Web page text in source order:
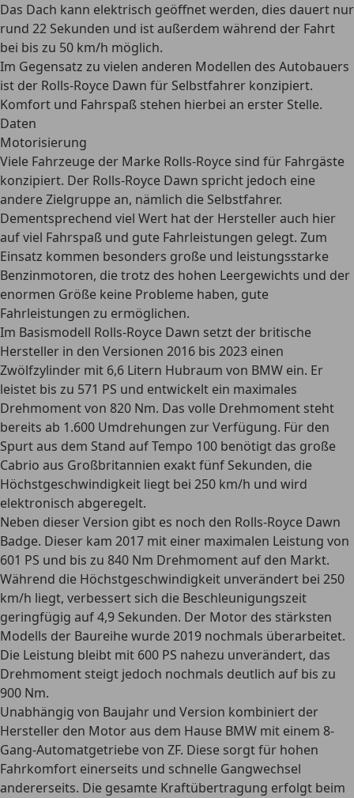
Das Dach kann elektrisch geöffnet werden, dies dauert nur
rund 22 Sekunden und ist außerdem während der Fahrt
bei bis zu 50 km/h möglich.
Im Gegensatz zu vielen anderen Modellen des Autobauers
ist der Rolls-Royce Dawn für Selbstfahrer konzipiert.
Komfort und Fahrspaß stehen hierbei an erster Stelle.
Daten
Motorisierung
Viele Fahrzeuge der Marke Rolls-Royce sind für Fahrgäste
konzipiert. Der Rolls-Royce Dawn spricht jedoch eine
andere Zielgruppe an, nämlich die Selbstfahrer.
Dementsprechend viel Wert hat der Hersteller auch hier
aufviel Fahrspaß und gute Fahrleistungen gelegt. Zum
Einsatz kommen besonders große und leistungsstarke
Benzinmotoren, die trotz des hohen Leergewichts und der
enormen Größe keine Probleme haben, gute
Fahrleistungen zu ermöglichen.
Im Basismodell Rolls-Royce Dawn setzt der britische
Hersteller in den Versionen 2016 bis 2023 einen
Zwölfzylinder mit 6,6 Litern Hubraum von BMW ein. Er
leistet bis zu 571 PS und entwickelt ein maximales
Drehmoment von 820 Nm. Das volle Drehmoment steht
bereits ab 1.600 Umdrehungen zur Verfügung. Für den
Spurt aus dem Stand auf Tempo 100 benötigt das große
Cabrio aus Großbritannien exakt fünf Sekunden, die
Höchstgeschwindigkeit liegt bei 250 km/h und wird
elektronisch abgeregelt.
Neben dieser Version gibt es noch den Rolls-Royce Dawn
Badge. Dieser kam 2017 mit einer maximalen Leistung von
601 PS und bis zu 840 Nm Drehmoment auf den Markt.
Während die Höchstgeschwindigkeit unverändert bei 250
km/h liegt, verbessert sich die Beschleunigungszeit
geringfügig auf 4,9 Sekunden. Der Motor des stärksten
Modells der Baureihewurde 2019 nochmals überarbeitet.
Die Leistung bleibt mit 600 PS nahezu unverändert, das
Drehmoment steigt jedoch nochmals deutlich auf bis zu
900 Nm.
Unabhängig von Baujahr und Version kombiniert der
Hersteller den Motor aus dem Hause BMW mit einem 8-
Gang-Automatgetriebe von ZF. Diese sorgt für hohen
Fahrkomfort einerseits und schnelle Gangwechsel
andererseits. Die gesamte Kraftübertragung erfolgt beim